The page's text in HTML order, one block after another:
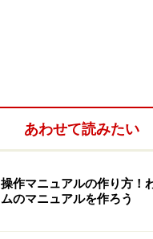
あわせて読みたい
操作マニュアルの作り方！
ムのマニュアルを作ろう